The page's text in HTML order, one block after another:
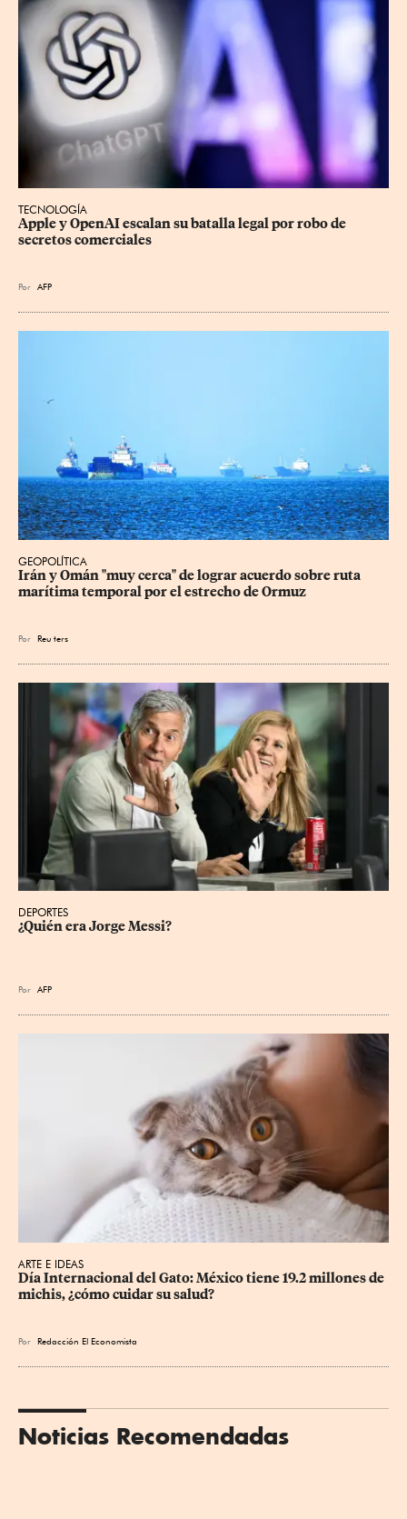
TECNOLOGÍA
Apple y OpenAI escalan su batalla legal por robo de
secretos comerciales
Por AFP
GEOPOLÍTICA
Irán y Omán "muy cerca" de lograr acuerdo sobre ruta
marítima temporal por el estrecho de Ormuz
Por Reu ters
DEPORTES
¿Quién era Jorge Messi?
Por AFP
ARTE E IDEAS
Día Internacional del Gato: México tiene 19.2 millones de
michis, ¿cómo cuidar su salud?
Por Redacción El Economista
Noticias Recomendadas